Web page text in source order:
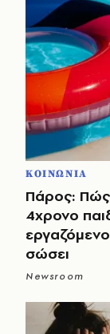
ΚΟΙΝΩΝΙΑ
Πάρος:
4χρονο
σώσει
Newsroom